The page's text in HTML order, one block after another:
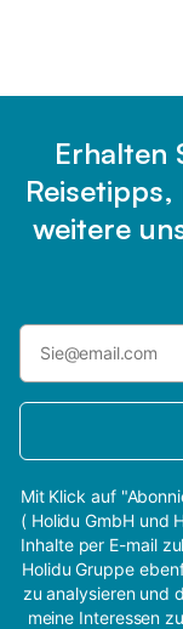
Erhalten
weitere
Mit Klick auf
( Holidu GmbH und
Inhalte per E-mail
Holidu Gruppe
zu analysieren und
meine Interessen